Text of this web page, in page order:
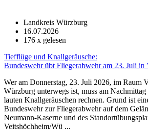
Landkreis Würzburg
16.07.2026
176 x gelesen
Tiefflüge und Knallgeräusche:
Bundeswehr übt Fliegerabwehr am 23. Juli in
Wer am Donnerstag, 23. Juli 2026, im Raum
Würzburg unterwegs ist, muss am
lauten Knallgeräuschen rechnen. Grund ist
Bundeswehr zur Fliegerabwehr auf dem
Neumann-Kaserne und des
Veitshöchheim/Wü ...